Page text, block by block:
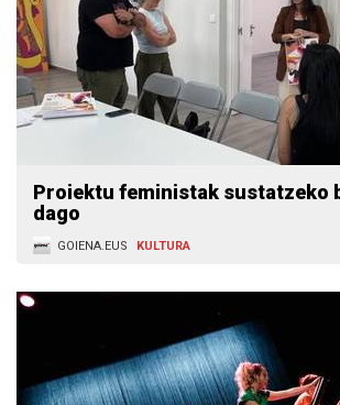
Proiektu feministak sustatzeko
dago
GOIENA.EUS KULTURA